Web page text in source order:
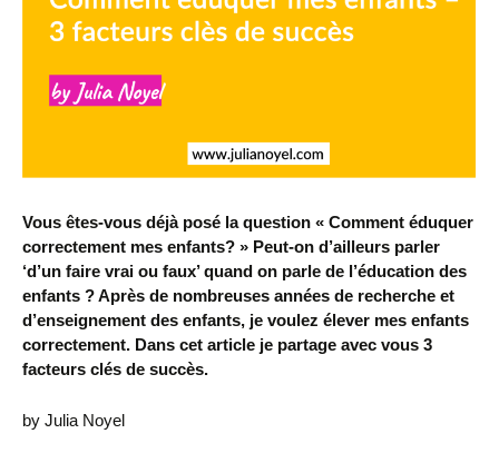
Vous êtes-vous déjà posé la question « Comment éduquer
correctement mes enfants? » Peut-on d’ailleurs parler
‘d’un faire vrai ou faux’ quand on parle de l’éducation des
enfants ?Après de nombreuses années de recherche et
d’enseignement des enfants, je voulez élever mes enfants
correctement. Dans cet article je partage avec vous 3
facteurs clés de succès.
by Julia Noyel